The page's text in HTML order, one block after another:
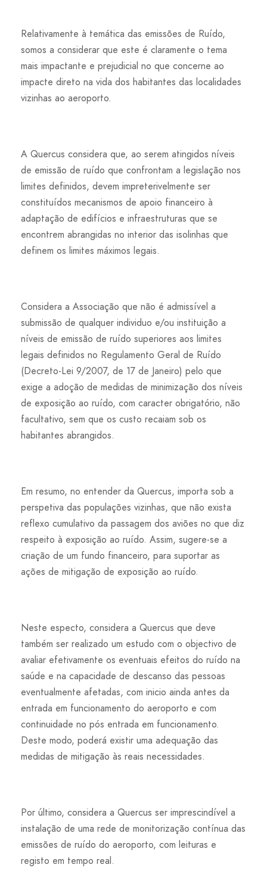
Relativamente à temática das emissões de Ruído,
somos a considerar que este é claramente o tema
mais impactante e prejudicial no que concerne ao
impacte direto na vida dos habitantes das localidades
vizinhas ao aeroporto.
A Quercus considera que, ao serem atingidos níveis
de emissão de ruído que confrontam a legislação nos
limites definidos, devem impreterivelmente ser
constituídos mecanismos de apoio financeiro à
adaptação de edifícios e infraestruturas que se
encontrem abrangidas no interior das isolinhas que
definem os limites máximos legais.
Considera a Associação que não é admissível a
submissão de qualquer individuo e/ou instituição a
níveis de emissão de ruído superiores aos limites
legais definidos no Regulamento Geral de Ruído
(Decreto-Lei 9/2007, de 17 de Janeiro) pelo que
exige a adoção de medidas de minimização dos níveis
de exposição ao ruído, com caracter obrigatório, não
facultativo, sem que os custo recaiam sob os
habitantes abrangidos.
Em resumo, no entender da Quercus, importa sob a
perspetiva das populações vizinhas, que não exista
reflexo cumulativo da passagem dos aviões no que diz
respeito à exposição ao ruído. Assim, sugere-se a
criação de um fundo financeiro, para suportar as
ações de mitigação de exposição ao ruído.
Neste especto, considera a Quercus que deve
também ser realizado um estudo com o objectivo de
avaliar efetivamente os eventuais efeitos do ruído na
saúde e na capacidade de descanso das pessoas
eventualmente afetadas, com inicio ainda antes da
entrada em funcionamento do aeroporto e com
continuidade no pós entrada em funcionamento.
Deste modo, poderá existir uma adequação das
medidas de mitigação às reais necessidades.
Por último, considera a Quercus ser imprescindível a
instalação de uma rede de monitorização contínua das
emissões de ruído do aeroporto, com leituras e
registo em tempo real.